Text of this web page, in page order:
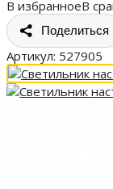
В избранноеВ
Поделиться
Артикул: 527905